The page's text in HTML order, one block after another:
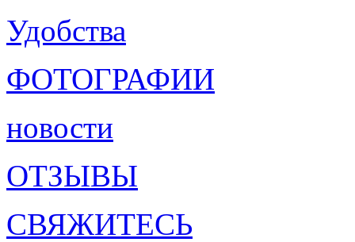
Удобства
ФОТОГРАФИИ
новости
ОТЗЫВЫ
СВЯЖИТЕСЬ